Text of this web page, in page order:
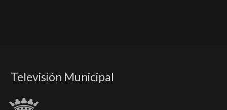
Televisión Municipal